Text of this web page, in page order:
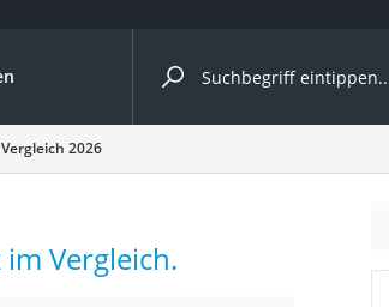
Vergleiche nach Kategorie
2026
Vergleich.